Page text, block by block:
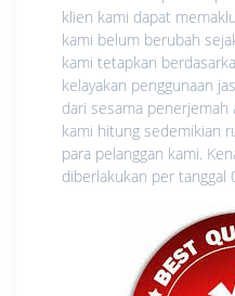
klien kami dapat
kami belum berubah
kami tetapkan
kelayakan penggunaan
dari sesama penerjemah
kami hitung sedemikian
para pelanggan kami.
diberlakukan per tanggal